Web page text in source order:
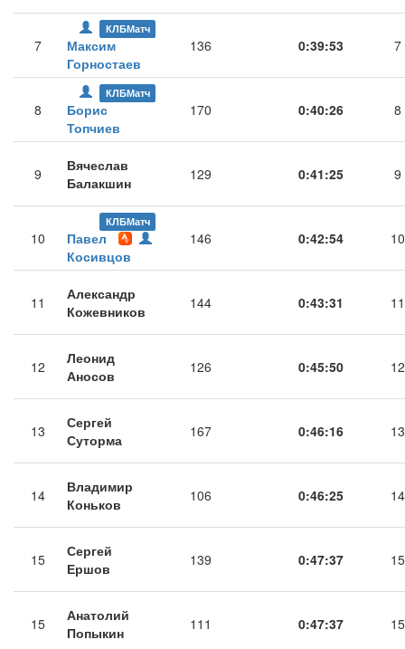
7
КЛБМатч
Максим
Горностаев
136 0:39:53 7
8
КЛБМатч
Борис
Топчиев
170 0:40:26 8
9
Вячеслав
Балакшин
129 0:41:25 9
10
КЛБМатч
Павел
Косивцов
146 0:42:54 10
11
Александр
Кожевников
144 0:43:31 11
12
Леонид
Аносов
126 0:45:50 12
13
Сергей
Суторма
167 0:46:16 13
14
Владимир
Коньков
106 0:46:25 14
15
Сергей
Ершов
139 0:47:37 15
15
Анатолий
Попыкин
111 0:47:37 15